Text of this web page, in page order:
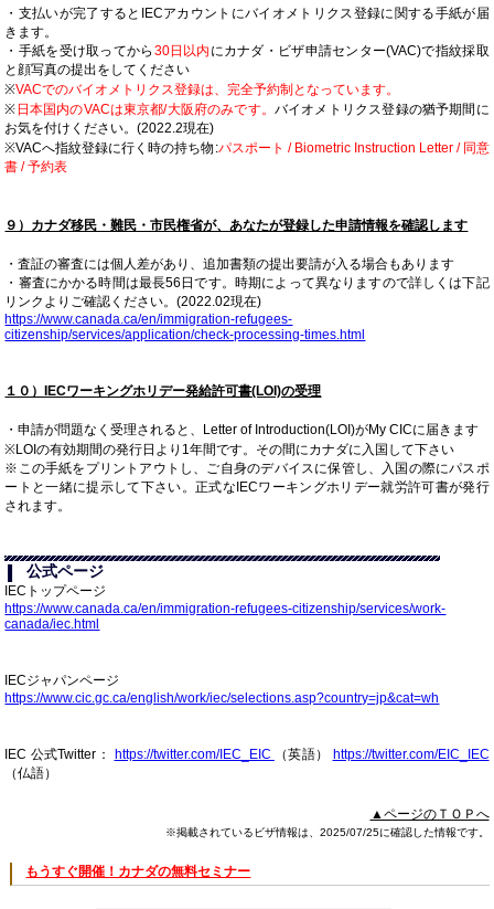
・支払いが完了するとIECアカウントにバイオメトリクス登録に関する手紙が届
きます。
・手紙を受け取ってから 30日以内 にカナダ・ビザ申請センター(VAC)で指紋採取
と顔写真の提出をしてください
※VACでのバイオメトリクス登録は、完全予約制となっています。
※ 日本国内のVACは東京都/大阪府のみです。 バイオメトリクス登録の猶予期間に
お気を付けください。(2022.2現在)
※VACへ指紋登録に行く時の持ち物:パスポート / Biometric Instruction Letter / 同意
書 / 予約表
９）カナダ移民・難民・市民権省が、あなたが登録した申請情報を確認します
・査証の審査には個人差があり、追加書類の提出要請が入る場合もあります
・審査にかかる時間は最長56日です。時期によって異なりますので詳しくは下記
リンクよりご確認ください。(2022.02現在)
https://www.canada.ca/en/immigration-refugees-
citizenship/services/application/check-processing-times.html
１０）IECワーキングホリデー発給許可書(LOI)の受理
・申請が問題なく受理されると、Letter of Introduction(LOI)がMy CICに届きます
※LOIの有効期間の発行日より1年間です。その間にカナダに入国して下さい
※この手紙をプリントアウトし、ご自身のデバイスに保管し、入国の際にパスポ
ートと一緒に提示して下さい。正式なIECワーキングホリデー就労許可書が発行
されます。
公式ページ
IECトップページ
https://www.canada.ca/en/immigration-refugees-citizenship/services/work-
canada/iec.html
IECジャパンページ
https://www.cic.gc.ca/english/work/iec/selections.asp?country=jp&cat=wh
IEC 公式Twitter： https://twitter.com/IEC_EIC （英語）
https://twitter.com/EIC_IEC
（仏語）
▲ページのＴＯＰへ
※掲載されているビザ情報は、2025/07/25に確認した情報です。
もうすぐ開催！カナダの無料セミナー